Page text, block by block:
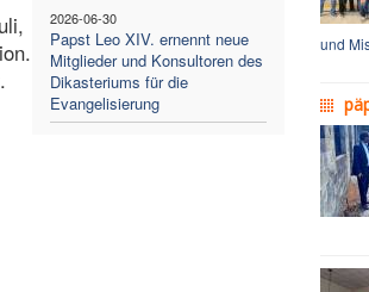
2026-06-30
Papst Leo XIV. ernennt neue
Mitglieder und Konsultoren des
Dikasteriums für die
Evangelisierung
und